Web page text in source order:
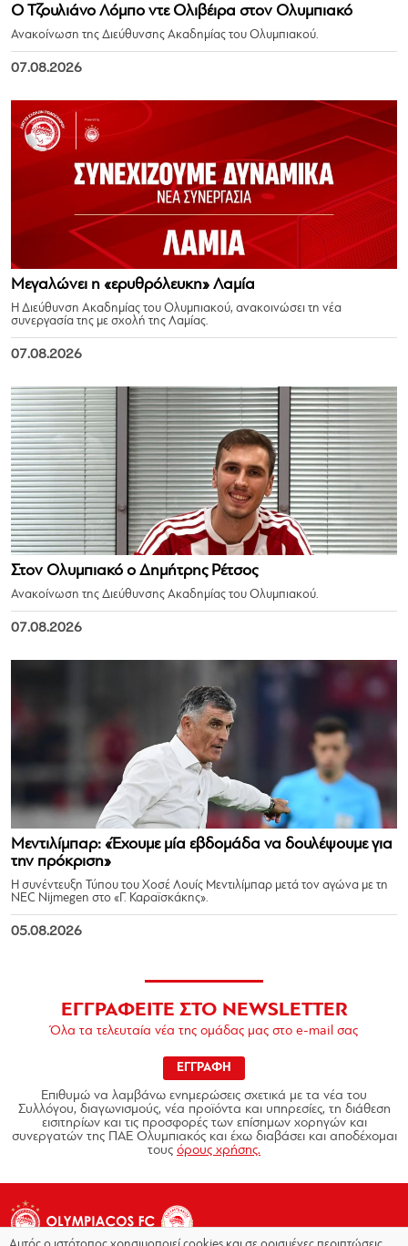
Ο Τζουλιάνο Λόμπο ντε Ολιβέιρα στον Ολυμπιακό
Ανακοίνωση της Διεύθυνσης Ακαδημίας του Ολυμπιακού.
07.08.2026
Μεγαλώνει η «ερυθρόλευκη» Λαμία
Η Διεύθυνση Ακαδημίας του Ολυμπιακού, ανακοινώσει τη νέα
συνεργασία της με σχολή της Λαμίας.
07.08.2026
Στον Ολυμπιακό ο Δημήτρης Ρέτσος
Ανακοίνωση της Διεύθυνσης Ακαδημίας του Ολυμπιακού.
07.08.2026
Μεντιλίμπαρ: «Έχουμε μία εβδομάδα να δουλέψουμε για
την πρόκριση»
Η συνέντευξη Τύπου του Χοσέ Λουίς Μεντιλίμπαρ μετά τον αγώνα με τη
NEC Nijmegen στο «Γ. Καραϊσκάκης».
05.08.2026
ΕΓΓΡΑΦΕΙΤΕ ΣΤΟ NEWSLETTER
Όλα τα τελευταία νέα της ομάδας μας στο e-mail σας
ΕΓΓΡΑΦΗ
Επιθυμώ να λαμβάνω ενημερώσεις σχετικά με τα νέα του
Συλλόγου, διαγωνισμούς, νέα προϊόντα και υπηρεσίες, τη διάθεση
εισιτηρίων και τις προσφορές των επίσημων χορηγών και
συνεργατών της ΠΑΕ Ολυμπιακός και έχω διαβάσει και αποδέχομαι
τους όρους χρήσης.